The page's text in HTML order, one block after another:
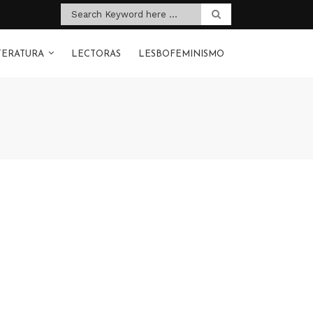
LECTORAS LESBOFEMINISMO